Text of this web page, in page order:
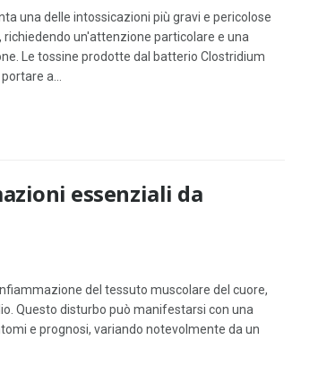
una delle intossicazioni più gravi e pericolose
richiedendo un'attenzione particolare e una
Le tossine prodotte dal batterio Clostridium
a...
essenziali da
del tessuto muscolare del cuore,
Questo disturbo può manifestarsi con una
e prognosi, variando notevolmente da un